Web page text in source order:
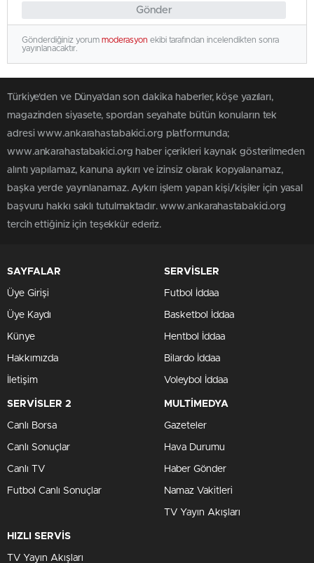
Gönder
Gönderdiğiniz yorum moderasyon ekibi tarafından incelendikten sonra
yayınlanacaktır.
Türkiye'den ve Dünya’dan son dakika haberler, köşe yazıları,
magazinden siyasete, spordan seyahate bütün konuların tek
adresi www.ankarahastabakici.org platformunda;
www.ankarahastabakici.org haber içerikleri kaynak gösterilmeden
alıntı yapılamaz, kanuna aykırı ve izinsiz olarak kopyalanamaz,
başka yerde yayınlanamaz. Aykırı işlem yapan kişi/kişiler için yasal
başvuru hakkı saklı tutulmaktadır. www.ankarahastabakici.org
tercih ettiğiniz için teşekkür ederiz.
SAYFALAR
Üye Girişi
Üye Kaydı
Künye
Hakkımızda
İletişim
SERVİSLER
Futbol İddaa
Basketbol İddaa
Hentbol İddaa
Bilardo İddaa
Voleybol İddaa
SERVİSLER 2
Canlı Borsa
Canlı Sonuçlar
Canlı TV
Futbol Canlı Sonuçlar
MULTİMEDYA
Gazeteler
Hava Durumu
Haber Gönder
Namaz Vakitleri
TV Yayın Akışları
HIZLI SERVİS
TV Yayın Akışları